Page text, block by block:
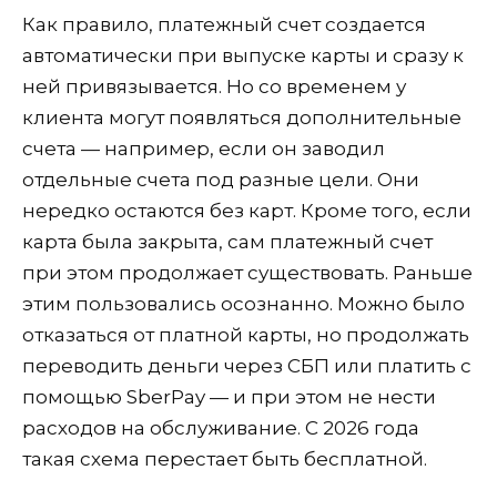
Как правило, платежный счет создается
автоматически при выпуске карты и сразу к
ней привязывается. Но со временем у
клиента могут появляться дополнительные
счета — например, если он заводил
отдельные счета под разные цели. Они
нередко остаются без карт. Кроме того, если
карта была закрыта, сам платежный счет
при этом продолжает существовать. Раньше
этим пользовались осознанно. Можно было
отказаться от платной карты, но продолжать
переводить деньги через СБП или платить с
помощью SberPay — и при этом не нести
расходов на обслуживание. С 2026 года
такая схема перестает быть бесплатной.